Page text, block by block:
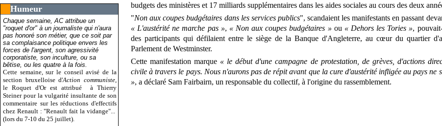
Humeur
Chaque semaine, AC attribue un
"roquet d'or" à un journaliste qui n'aura
pas honoré son métier, que ce soit par
sa complaisance politique envers les
forces de l'argent, son agressivité
corporatiste, son inculture, ou sa
bêtise, ou les quatre à la fois.
Cette semaine, sur le conseil avisé de la
section bruxelloise d'Action communiste,
le Roquet d'Or est attribué
à Thierry
Steiner pour la vulgarité insultante de son
commentaire sur les réductions d'effectifs
chez Renault : "Renault fait la vidange"...
(lors du 7-10 du 25 juillet).
budgets des ministères et 17 milliards supplémentaires dans les aides sociales au cours des deux
"Non aux coupes budgétaires dans les services publics", scandaient les manifestants en passant
« L'austérité ne marche pas », « Non aux coupes budgétaires » ou « Dehors les Tories »,
des participants qui défilaient entre le siège de la Banque d'Angleterre, au cœur du quartier
Parlement de Westminster.
Cette manifestation marque « le début d'une campagne de protestation, de grèves, d'actions
civile à travers le pays. Nous n'aurons pas de répit avant que la cure d'austérité infligée au pays ne
», a déclaré Sam Fairbairn, un responsable du collectif, à l'origine du rassemblement.